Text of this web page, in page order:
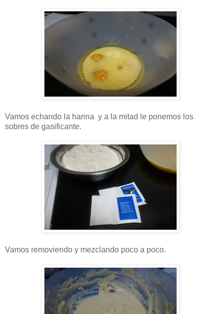
Vamos echando la harina y a la mitad le ponemos los
sobres de gasificante.
Vamos removiendo y mezclando poco a poco.